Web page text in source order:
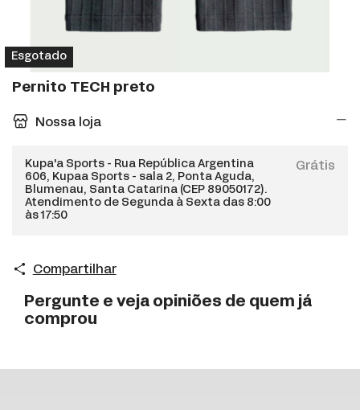
Pernito TECH preto
Nossa loja
Kupa'a Sports - Rua República Argentina
606, Kupaa Sports - sala 2, Ponta Aguda,
Blumenau, Santa Catarina (CEP 89050172).
Atendimento de Segunda à Sexta das 8:00
às 17:50
Grátis
Compartilhar
Esgotado
Pergunte e veja opiniões de quem já
comprou